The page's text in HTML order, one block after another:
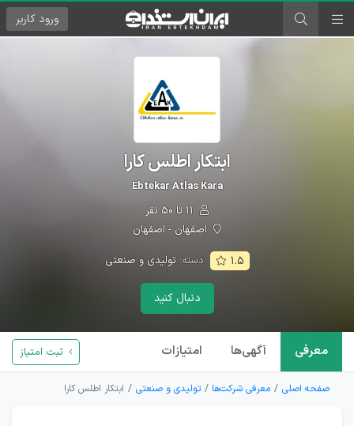
ورود کاربر
ابتکار اطلس کارا
Ebtekar Atlas Kara
اصفهان - اصفهان
۱.۵ دسته:تولیدی و صنعتی
دنبال کنید
معرفی آگهی‌ها امتیازات ثبت امتیاز
صفحه اصلی معرفی شرکت‌ها تولیدی و صنعتی ابتکار اطلس کارا